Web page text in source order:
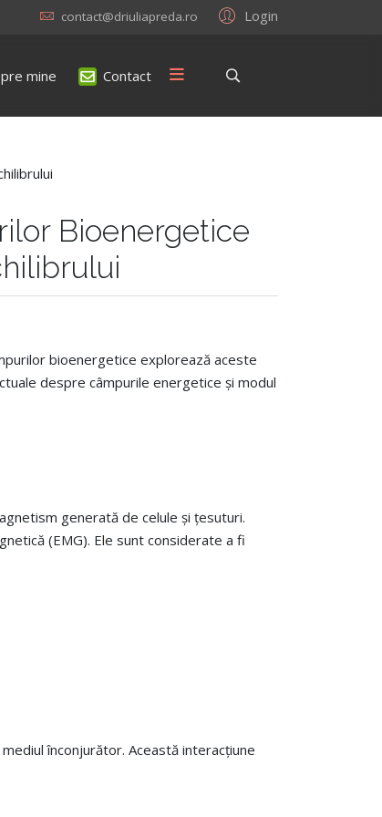
Login
contact@driuliapreda.ro
mine Contact
Bioenergetice
bioenergetice explorează aceste
despre câmpurile energetice și modul
generată de celule și țesuturi.
(EMG). Ele sunt considerate a fi
înconjurător. Această interacțiune